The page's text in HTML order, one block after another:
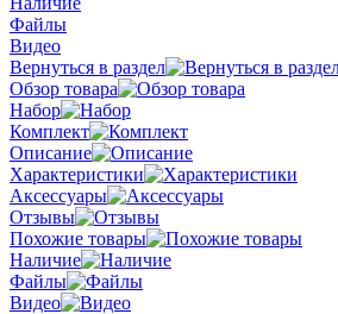
Файлы
Видео
Вернуться в раздел
Обзор товара
Набор
Комплект
Описание
Характеристики
Аксессуары
Отзывы
Похожие товары
Наличие
Файлы
Видео